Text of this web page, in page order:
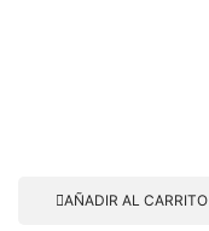
AÑADIR AL CARRITO